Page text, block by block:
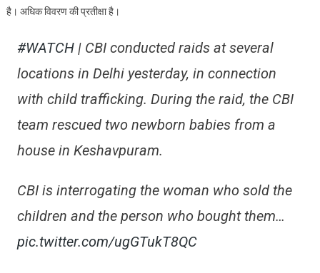
है। अधिक विवरण की प्रतीक्षा है।
#WATCH| CBI conducted raids at several
locations in Delhi yesterday, in connection
with child trafficking. During the raid, the CBI
team rescued two newborn babies from a
house in Keshavpuram.
CBI is interrogating the woman who sold the
children and the person who bought them…
pic.twitter.com/ugGTukT8QC